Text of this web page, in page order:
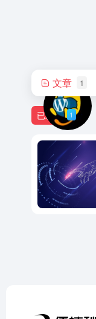
文章 1
已发布 1